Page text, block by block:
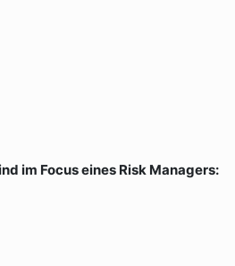
im Focus eines Risk Managers: